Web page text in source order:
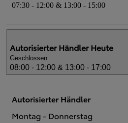
07:30 - 12:00 & 13:00 - 15:00
Autorisierter Händler Heute
Geschlossen
08:00 - 12:00 & 13:00 - 17:00
Autorisierter Händler
Montag - Donnerstag